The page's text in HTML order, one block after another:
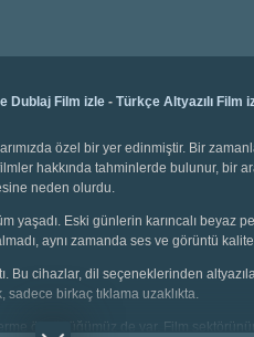
Dublaj Film izle - Türkçe Altyazılı Film
özel bir yer edinmiştir. Bir
hakkında tahminlerde bulunur, bir
neden olurdu.
yaşadı. Eski günlerin karıncalı beyaz
aynı zamanda ses ve görüntü
Bu cihazlar, dil seçeneklerinden
sadece birkaç tıklama uzaklıkta.
özgürlüğümüz de var. Film